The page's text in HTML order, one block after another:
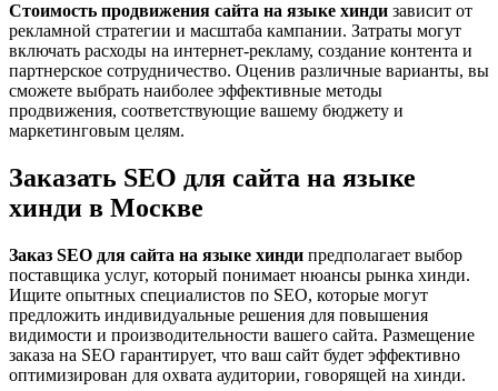
Стоимость продвижения сайта на языке хинди зависит от
рекламной стратегии и масштаба кампании. Затраты могут
включать расходы на интернет-рекламу, создание контента и
партнерское сотрудничество. Оценив различные варианты, вы
сможете выбрать наиболее эффективные методы
продвижения, соответствующие вашему бюджету и
маркетинговым целям.
Заказать SEO для сайта на языке
хинди в Москве
Заказ SEO для сайта на языке хинди предполагает выбор
поставщика услуг, который понимает нюансы рынка хинди.
Ищите опытных специалистов по SEO, которые могут
предложить индивидуальные решения для повышения
видимости и производительности вашего сайта. Размещение
заказа на SEO гарантирует, что ваш сайт будет эффективно
оптимизирован для охвата аудитории, говорящей на хинди.